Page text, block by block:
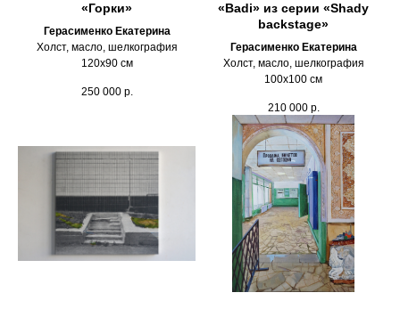
«Горки»
Герасименко Екатерина
Холст, масло, шелкография
120х90 см
250 000 р.
«Badi» из серии «Shady
backstage»
Герасименко Екатерина
Холст, масло, шелкография
100х100 см
210 000 р.